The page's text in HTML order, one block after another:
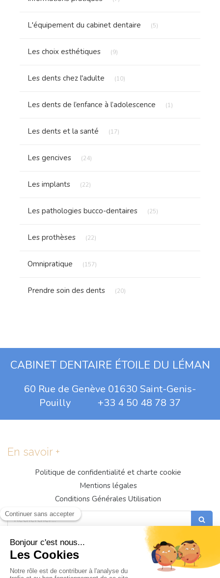
L'équipement du cabinet dentaire (5)
Les choix esthétiques (9)
Les dents chez l'adulte (10)
Les dents de l’enfance à l’adolescence (1)
Les dents et la santé (17)
Les gencives (24)
Les implants (22)
Les pathologies bucco-dentaires (25)
Les prothèses (22)
Omnipratique (157)
Prendre soin des dents (20)
CABINET DENTAIRE ÉTOILE DU LÉMAN
60 Rue de Genève 01630 Saint-Genis-
Pouilly +33 4 50 48 78 37
En savoir +
Politique de confidentialité et charte cookie
Mentions légales
Conditions Générales Utilisation
Rechercher
Prendre RDV Dentiste St Genis
Implant Dentaire St Genis Pouilly
Dentiste Genève